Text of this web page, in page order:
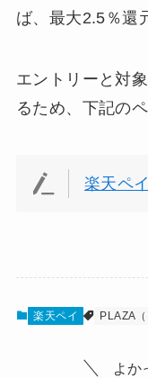
ば、最大2.5％還
エントリーと対
るため、下記の
楽天ペ
楽天ペイ PLAZA（
よか